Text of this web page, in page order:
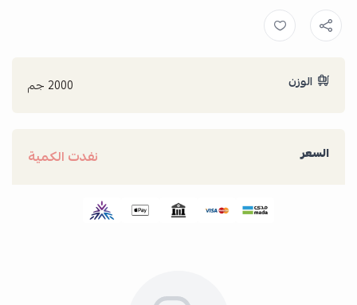
الوزن 2000 جم
السعر نفدت الكمية